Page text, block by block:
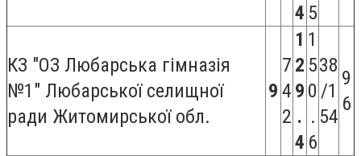
4 5
КЗ "ОЗ Любарська гімназія
№1" Любарської селищної
ради Житомирської обл.
9
7
4
2
1
2
9
.
4
1
5
0
.
6
38
/1
54
9
6